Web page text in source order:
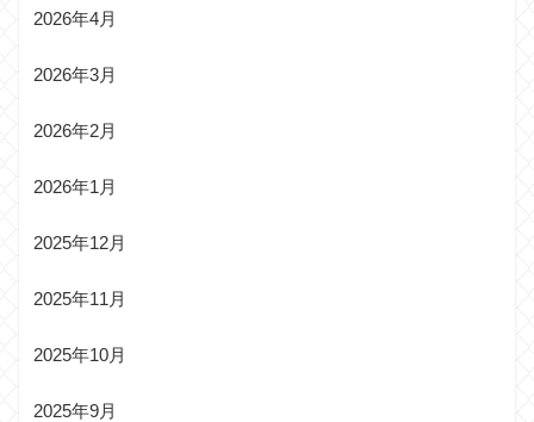
2026年4月
2026年3月
2026年2月
2026年1月
2025年12月
2025年11月
2025年10月
2025年9月